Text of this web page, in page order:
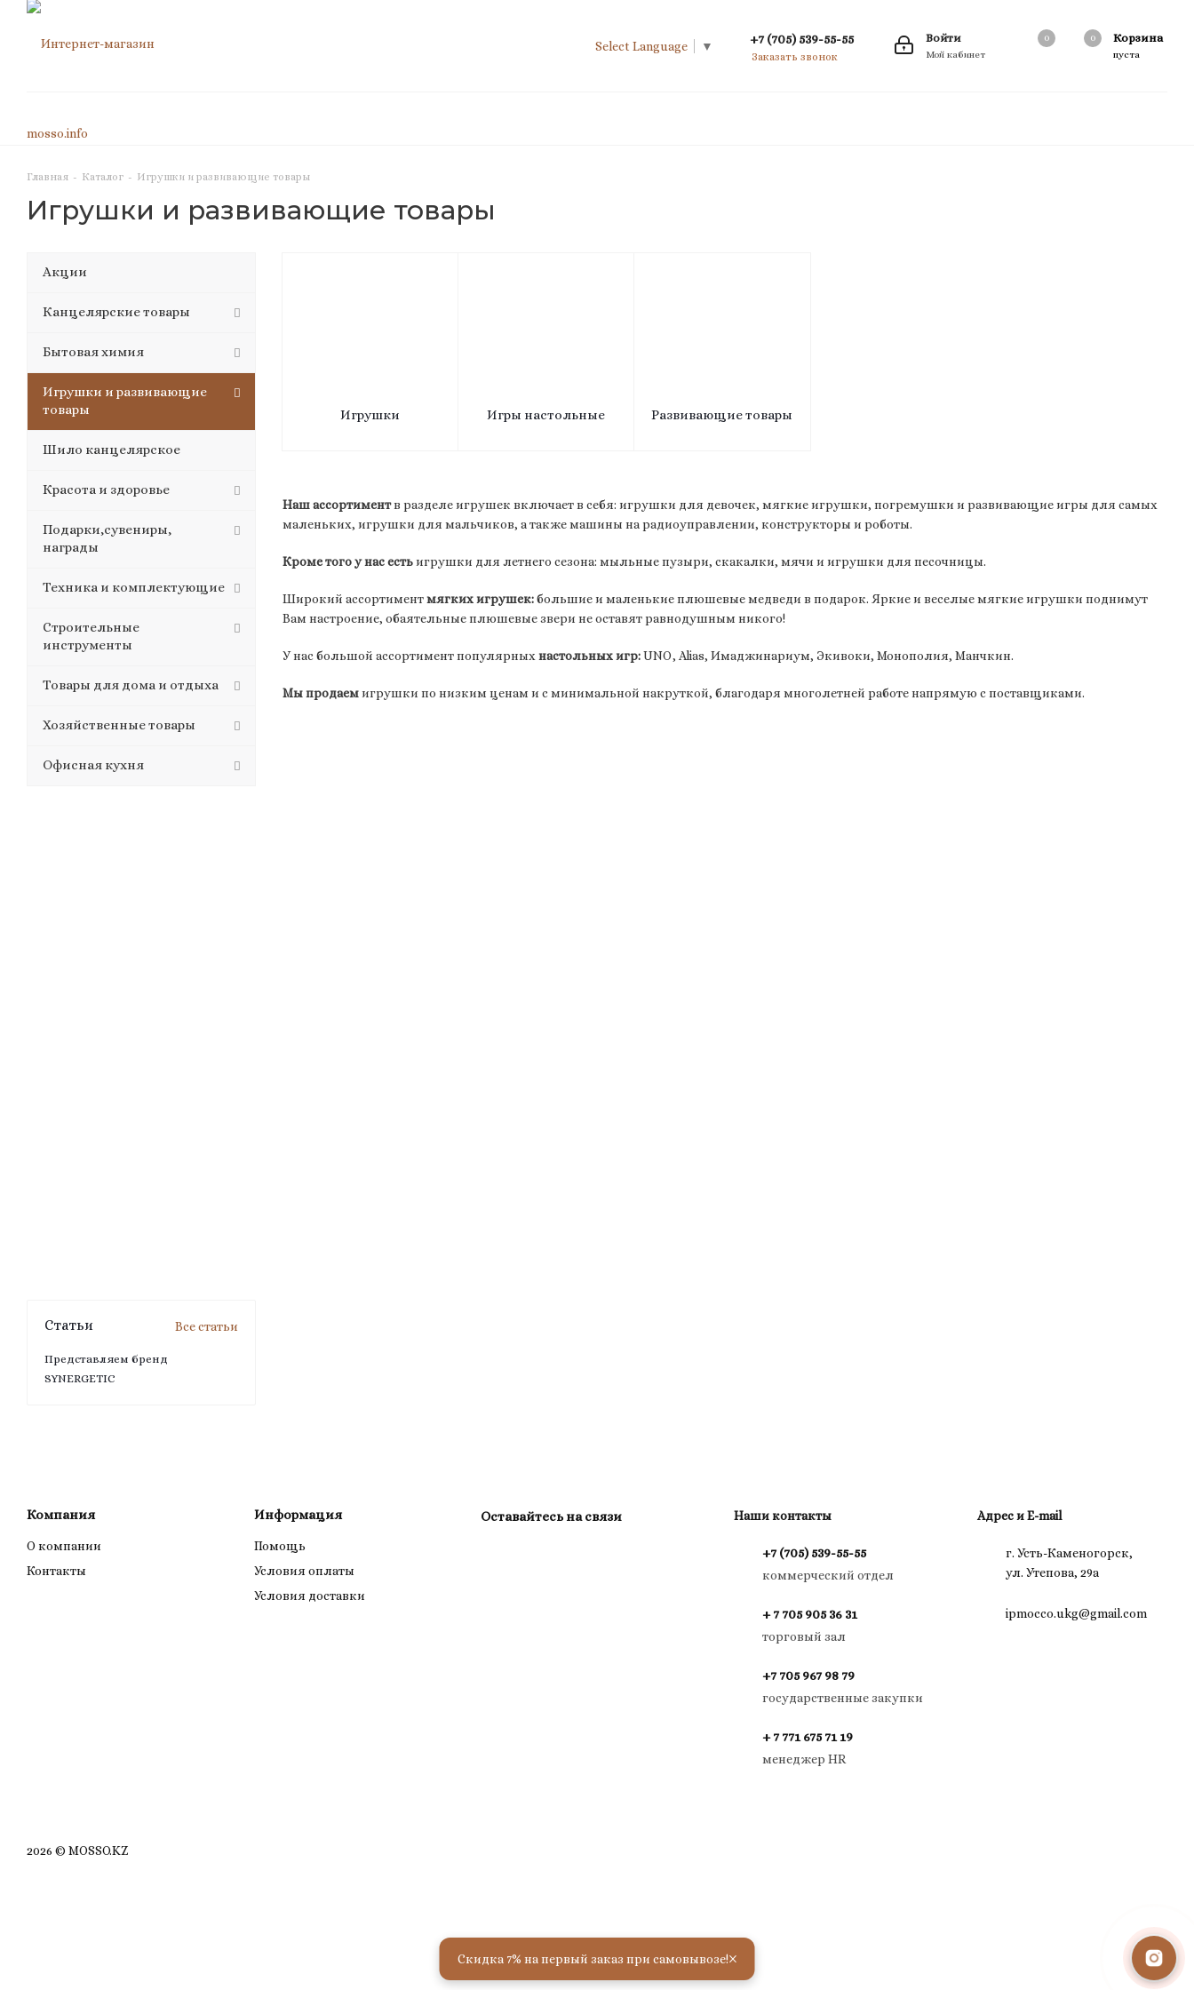
0 Корзина
0
пуста
0
Войти
Мой кабинет
Select Language ▼
+7 (705) 539-55-55
Заказать звонок
Главная - Каталог - Игрушки и развивающие товары
Игрушки и развивающие товары
Игрушки Игры настольные Развивающие товары
Наш ассортиментв разделе игрушек включает в себя: игрушки для девочек, мягкие игрушки, погремушки и развивающие игры для самых
маленьких, игрушки для мальчиков, а также машины на радиоуправлении, конструкторы и роботы.
Кроме того у нас естьигрушки для летнего сезона: мыльные пузыри, скакалки, мячи и игрушки для песочницы.
Широкий ассортиментмягких игрушек:большие и маленькие плюшевые медведи в подарок. Яркие и веселые мягкие игрушки поднимут
Вам настроение, обаятельные плюшевые звери не оставят равнодушным никого!
У нас большой ассортимент популярных настольных игр:UNO, Alias, Имаджинариум, Экивоки, Монополия, Манчкин.
Мы продаемигрушки по низким ценам и с минимальной накруткой, благодаря многолетней работе напрямую с поставщиками.
Скидка 7% на первый заказ при самовывозе!×
Акции
Канцелярские товары
Бытовая химия
Игрушки и развивающие
товары
Шило канцелярское
Красота и здоровье
Подарки,сувениры,
награды
Техника и комплектующие
Строительные
инструменты
Товары для дома и отдыха
Хозяйственные товары
Офисная кухня
Статьи Все статьи
Представляем бренд
SYNERGETIC
Компания
О компании
Контакты
Информация
Помощь
Условия оплаты
Условия доставки
Оставайтесь на связи Наши контакты
+7 (705) 539-55-55
коммерческий отдел
+ 7 705 905 36 31
торговый зал
+7 705 967 98 79
государственные закупки
+ 7 771 675 71 19
менеджер HR
Адрес и E-mail
г. Усть-Каменогорск,
ул. Утепова, 29а
ipmocco.ukg@gmail.com
2026 © MOSSO.KZ